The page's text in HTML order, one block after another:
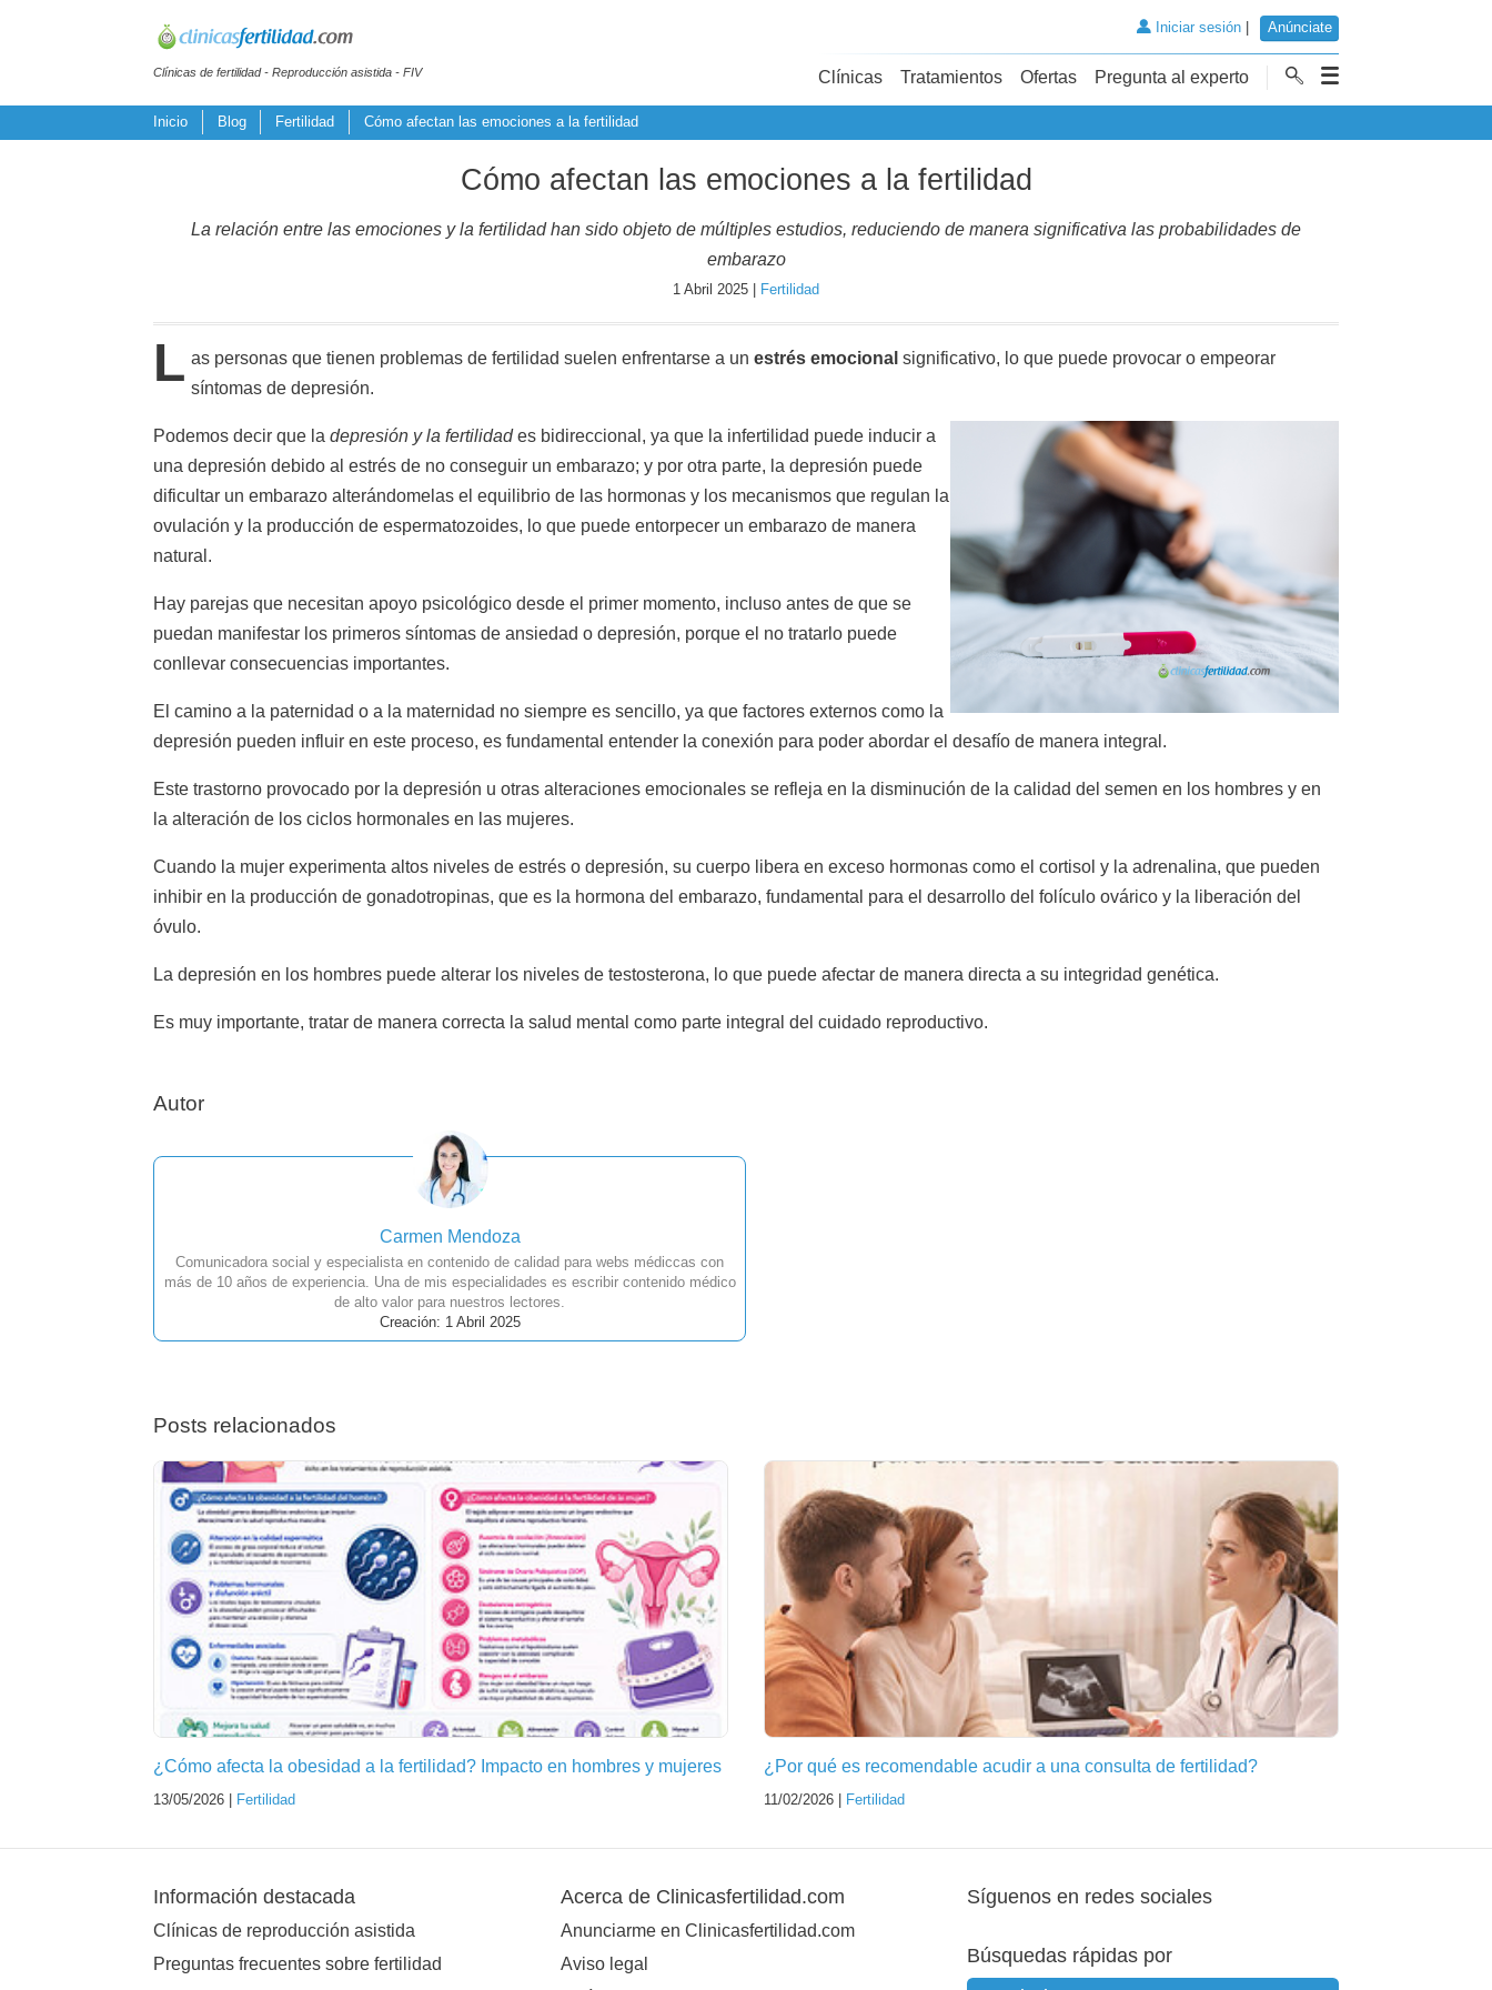
Clínicas de fertilidad - Reproducción asistida - FIV
Iniciar sesión| Anúnciate
Clínicas Tratamientos Ofertas Pregunta al experto
Inicio Blog Fertilidad Cómo afectan las emociones a la fertilidad
Cómo afectan las emociones a la fertilidad
La relación entre las emociones y la fertilidad han sido objeto de múltiples estudios, reduciendo de manera significativa las probabilidades de
embarazo
1 Abril 2025 | Fertilidad
L as personas que tienen problemas de fertilidad suelen enfrentarse a un estrés emocional significativo, lo que puede provocar o empeorar
síntomas de depresión.
Podemos decir que la depresión y la fertilidades bidireccional, ya que la infertilidad puede inducir a
una depresión debido al estrés de no conseguir un embarazo; y por otra parte, la depresión puede
dificultar un embarazo alterándomelas el equilibrio de las hormonas y los mecanismos que regulan la
ovulación y la producción de espermatozoides, lo que puede entorpecer un embarazo de manera
natural.
Hay parejas que necesitan apoyo psicológico desde el primer momento, incluso antes de que se
puedan manifestar los primeros síntomas de ansiedad o depresión, porque el no tratarlo puede
conllevar consecuencias importantes.
El camino a la paternidad o a la maternidad no siempre es sencillo, ya que factores externos como la
depresión pueden influir en este proceso, es fundamental entender la conexión para poder abordar el desafío de manera integral.
Este trastorno provocado por la depresión u otras alteraciones emocionales se refleja en la disminución de la calidad del semen en los hombres y en
la alteración de los ciclos hormonales en las mujeres.
Cuando la mujer experimenta altos niveles de estrés o depresión, su cuerpo libera en exceso hormonas como el cortisol y la adrenalina, que pueden
inhibir en la producción de gonadotropinas, que es la hormona del embarazo, fundamental para el desarrollo del folículo ovárico y la liberación del
óvulo.
La depresión en los hombres puede alterar los niveles de testosterona, lo que puede afectar de manera directa a su integridad genética.
Es muy importante, tratar de manera correcta la salud mental como parte integral del cuidado reproductivo.
Autor
Carmen Mendoza
Comunicadora social y especialista en contenido de calidad para webs médiccas con
más de 10 años de experiencia. Una de mis especialidades es escribir contenido médico
de alto valor para nuestros lectores.
Creación: 1 Abril 2025
Posts relacionados
¿Cómo afecta la obesidad a la fertilidad? Impacto en hombres y mujeres
13/05/2026 | Fertilidad
¿Por qué es recomendable acudir a una consulta de fertilidad?
11/02/2026 | Fertilidad
Información destacada
Clínicas de reproducción asistida
Preguntas frecuentes sobre fertilidad
Acerca de Clinicasfertilidad.com
Anunciarme en Clinicasfertilidad.com
Aviso legal
Síguenos en redes sociales
Búsquedas rápidas por